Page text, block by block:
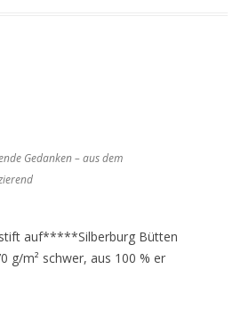
Gedanken – aus dem
auf*****Silberburg Bütten
g/m² schwer, aus 100 % er